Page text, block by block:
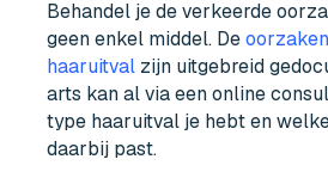
Behandel je de verkeerde
geen enkel middel. De
haaruitval zijn uitgebreid
arts kan al via een online
type haaruitval je hebt en
daarbij past.